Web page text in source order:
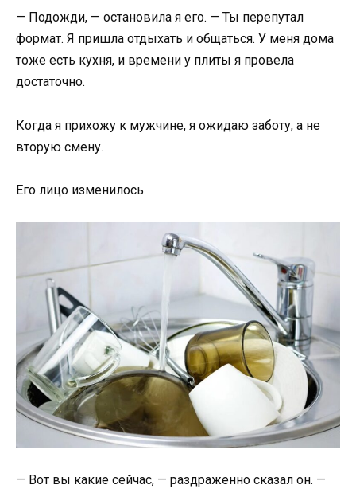
— Подожди, — остановила я его. — Ты перепутал
формат. Я пришла отдыхать и общаться. У меня дома
тоже есть кухня, и времени у плиты я провела
достаточно.
Когда я прихожу к мужчине, я ожидаю заботу, а не
вторую смену.
Его лицо изменилось.
— Вот вы какие сейчас, — раздраженно сказал он. —